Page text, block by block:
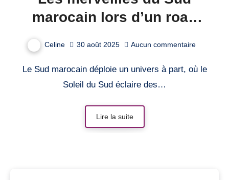
marocain lors d’un road
Celine 30 août 2025 Aucun commentaire
Le Sud marocain déploie un univers à part, où le
Soleil du Sud éclaire des…
Lire la suite